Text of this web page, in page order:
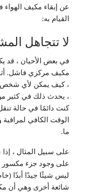
عن إبقاء مكيف الهواء
القيام به:
لا تتجاهل
في بعض الأحيان ، قد
مكيف مركزي فاشل.
، كيف يمكن لأي شخص
، يحدث ذلك في كثير من
كنت دائمًا في حالة
الوقت الكافي
ما.
على سبيل المثال ،
على وجود جزء مكسور
ليس شيئًا جيدًا أبدًا
شائعة أخرى وهي أن